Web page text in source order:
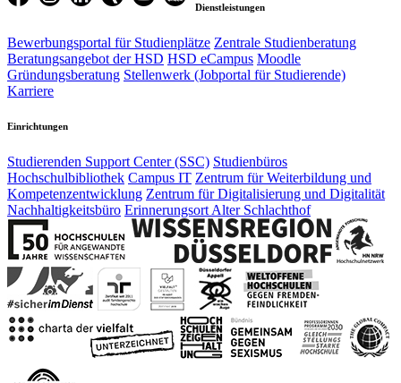
Dienstleistungen
Bewerbungsportal für Studienplätze Zentrale Studienberatung
Beratungsangebot der HSD HSD eCampus Moodle
Gründungsberatung Stellenwerk (Jobportal für Studierende)
Karriere
Einrichtungen
Studierenden Support Center (SSC) Studienbüros
Hochschulbibliothek Campus IT Zentrum für Weiterbildung und
Kompetenzentwicklung Zentrum für Digitalisierung und Digitalität
Nachhaltigkeitsbüro Erinnerungsort Alter Schlachthof